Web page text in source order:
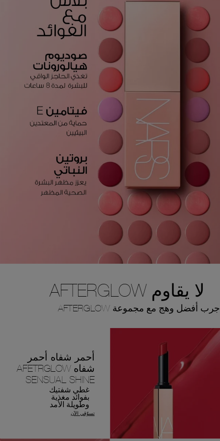
لا يقاوم AFTERGLOW
جرب أفضل وهج مع مجموعة AFTERGLOW
أحمر شفاه أحمر
شفاه AFETRGLOW
SENSUAL SHINE
غطي شفتيك
بفوائد مغذية
وطويلة الأمد
تسوّقي الآن